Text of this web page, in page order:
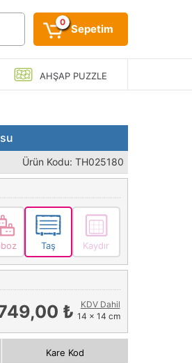
0
Sepetim
AHŞAPPUZZLE
Ürün Kodu: TH025180
Taş Kaydır
₺
KDV Dahil
14 x 14 cm
Kare Kod